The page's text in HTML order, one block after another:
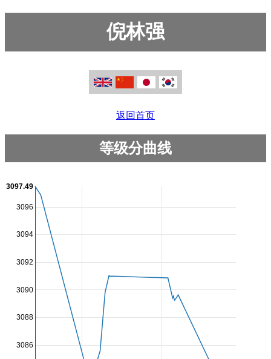
倪林强
返回首页
等级分曲线
3086
3088
3090
3092
3094
3096
3097.49